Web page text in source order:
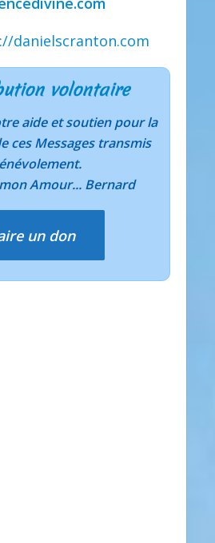
danielscranton.com
volontaire
aide et soutien pour la
ces Messages transmis
Amour... Bernard
un don